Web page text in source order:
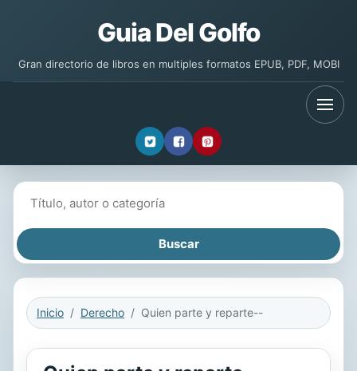
Guia Del Golfo
Gran directorio de libros en multiples formatos EPUB, PDF, MOBI
Inicio Derecho Quien parte y reparte--